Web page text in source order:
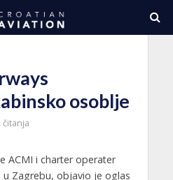
osoblje
čitanja
ACMI i charter operater
Zagrebu, objavio je oglas